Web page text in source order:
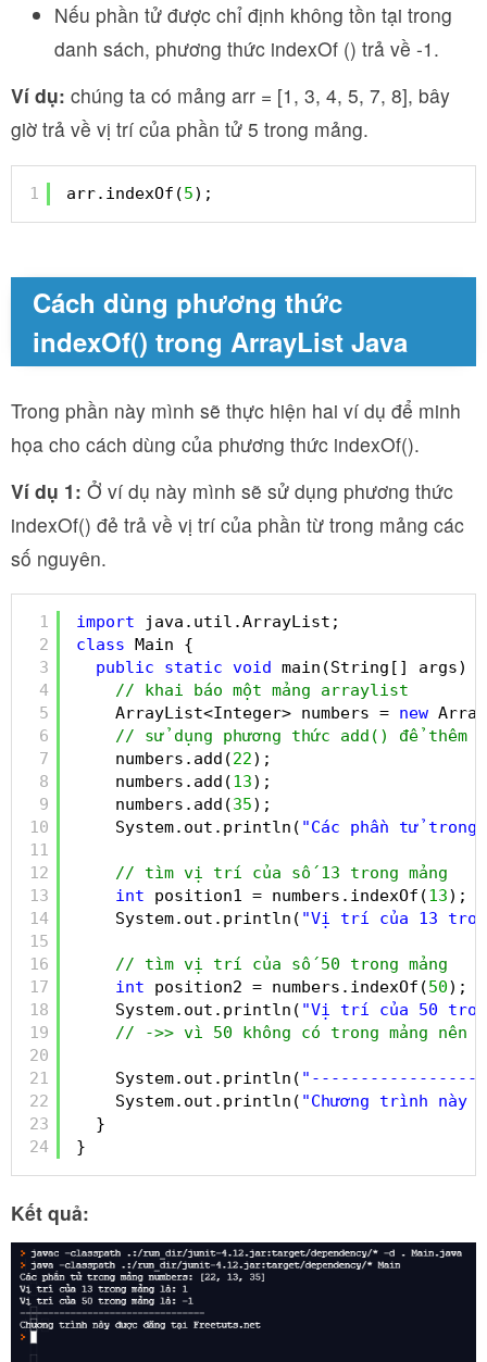
Nếu phần tử được chỉ định không tồn tại trong
danh sách, phương thức indexOf () trả về -1.
Ví dụ: chúng ta có mảng arr = [1, 3, 4, 5, 7, 8], bây
giờ trả về vị trí của phần tử 5 trong mảng.
1 arr.indexOf(5);
Cách dùng phương thức
indexOf() trong ArrayList Java
Trong phần này mình sẽ thực hiện hai ví dụ để minh
họa cho cách dùng của phương thức indexOf().
Ví dụ 1: Ở ví dụ này mình sẽ sử dụng phương thức
indexOf() đẻ trả về vị trí của phần từ trong mảng các
số nguyên.
1
2
3
4
5
6
7
8
9
10
11
12
13
14
15
16
17
18
19
20
21
22
23
24
import
java.util.ArrayList;
class Main {
public
static void main(String[] args) {
// khai báo một mảng arraylist
ArrayList<Integer> numbers = new
// sử dụng phương thức add() để thêm
numbers.add(22);
numbers.add(13);
numbers.add(35);
System.out.println( "Các phần tử trong
// tìm vị trí của số 13 trong mảng
int
position1 = numbers.indexOf(13);
System.out.println( "Vị trí của 13
// tìm vị trí của số 50 trong mảng
int
position2 = numbers.indexOf(50);
System.out.println( "Vị trí của 50
// ->> vì 50 không có trong mảng nên
System.out.println(
System.out.println( "Chương trình này
}
}
Kết quả: